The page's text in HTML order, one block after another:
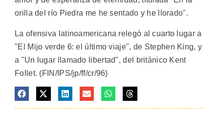
orilla del río Piedra me he sentado y he llorado".
La ofensiva latinoamericana relegó al cuarto lugar a
"El Mijo verde 6: el último viaje", de Stephen King, y
a "Un lugar llamado libertad", del británico Kent
Follet. (FIN/IPS/jp/ff/cr/96)